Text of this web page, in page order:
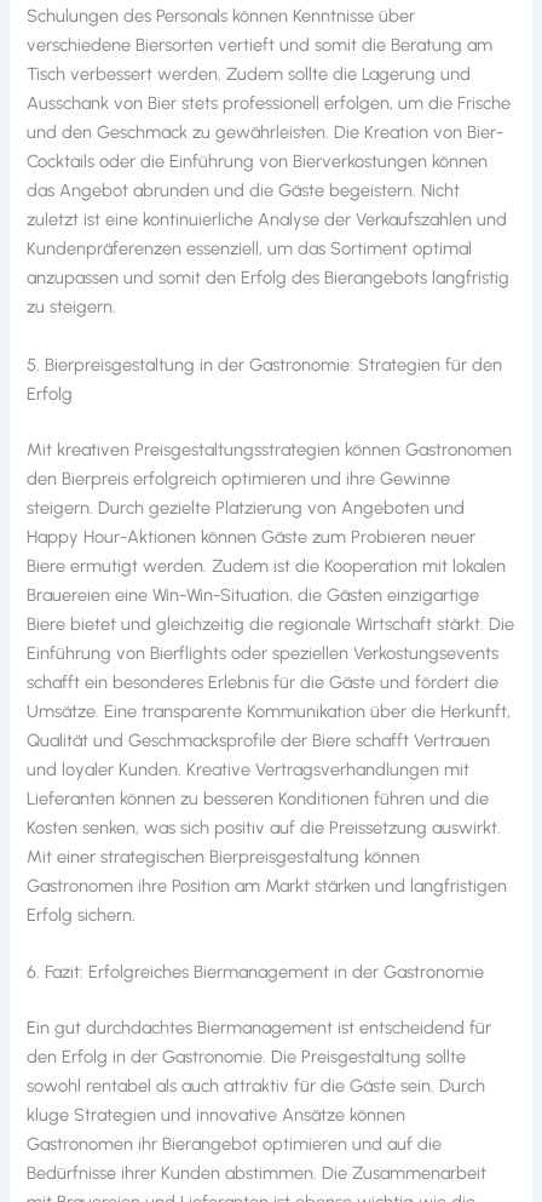
Schulungen des Personals können Kenntnisse über
verschiedene Biersorten vertieft und somit die Beratung am
Tisch verbessert werden. Zudem sollte die Lagerung und
Ausschank von Bier stets professionell erfolgen, um die Frische
und den Geschmack zu gewährleisten. Die Kreation von Bier-
Cocktails oder die Einführung von Bierverkostungen können
das Angebot abrunden und die Gäste begeistern. Nicht
zuletzt ist eine kontinuierliche Analyse der Verkaufszahlen und
Kundenpräferenzen essenziell, um das Sortiment optimal
anzupassen und somit den Erfolg des Bierangebots langfristig
zu steigern.
5. Bierpreisgestaltung in der Gastronomie: Strategien für den
Erfolg
Mit kreativen Preisgestaltungsstrategien können Gastronomen
den Bierpreis erfolgreich optimieren und ihre Gewinne
steigern. Durch gezielte Platzierung von Angeboten und
Happy Hour-Aktionen können Gäste zum Probieren neuer
Biere ermutigt werden. Zudem ist die Kooperation mit lokalen
Brauereien eine Win-Win-Situation, die Gästen einzigartige
Biere bietet und gleichzeitig die regionale Wirtschaft stärkt. Die
Einführung von Bierflights oder speziellen Verkostungsevents
schafft ein besonderes Erlebnis für die Gäste und fördert die
Umsätze. Eine transparente Kommunikation über die Herkunft,
Qualität und Geschmacksprofile der Biere schafft Vertrauen
und loyaler Kunden. Kreative Vertragsverhandlungen mit
Lieferanten können zu besseren Konditionen führen und die
Kosten senken, was sich positiv auf die Preissetzung auswirkt.
Mit einer strategischen Bierpreisgestaltung können
Gastronomen ihre Position am Markt stärken und langfristigen
Erfolg sichern.
6. Fazit: Erfolgreiches Biermanagement in der Gastronomie
Ein gut durchdachtes Biermanagement ist entscheidend für
den Erfolg in der Gastronomie. Die Preisgestaltung sollte
sowohl rentabel als auch attraktiv für die Gäste sein. Durch
kluge Strategien und innovative Ansätze können
Gastronomen ihr Bierangebot optimieren und auf die
Bedürfnisse ihrer Kunden abstimmen. Die Zusammenarbeit